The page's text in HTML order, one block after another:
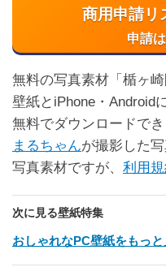
商用申請リ
申請
無料の写真素材「楯ヶ
壁紙とiPhone・Android
無料でダウンロードで
まるちゃんが撮影した
写真素材ですが、 利用
次に見る壁紙特集
おしゃれなPC壁紙をもっと